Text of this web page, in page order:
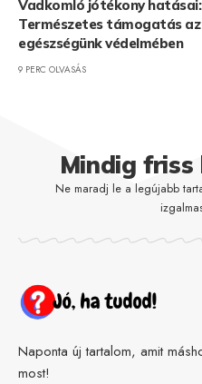
Vadkomló jótékony hatásai:
Természetes támogatás az
egészségünk védelmében
9 PERC OLVASÁS
Mindig friss
Ne maradj le a legújabb
Naponta új tartalom, amit
most!